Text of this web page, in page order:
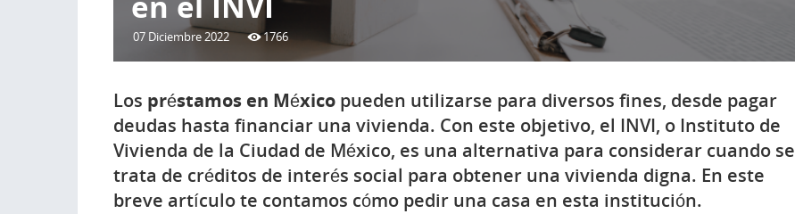
07 Diciembre 2022 1766
Los préstamos en México pueden utilizarse para diversos fines, desde pagar
deudas hasta financiar una vivienda. Con este objetivo, el INVI, o Instituto de
Vivienda de la Ciudad de México, es una alternativa para considerar cuando se
trata de créditos de interés social para obtener una vivienda digna. En este
breve artículo te contamos cómo pedir una casa en esta institución.